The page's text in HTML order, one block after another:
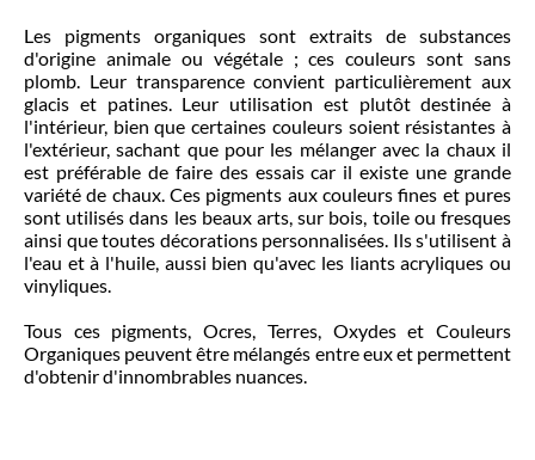
Les pigments organiques sont extraits de substances
d'origine animale ou végétale ; ces couleurs sont sans
plomb. Leur transparence convient particulièrement aux
glacis et patines. Leur utilisation est plutôt destinée à
l'intérieur, bien que certaines couleurs soient résistantes à
l'extérieur, sachant que pour les mélanger avec la chaux il
est préférable de faire des essais car il existe une grande
variété de chaux. Ces pigments aux couleurs fines et pures
sont utilisés dans les beaux arts, sur bois, toile ou fresques
ainsi que toutes décorations personnalisées. Ils s'utilisent à
l'eau et à l'huile, aussi bien qu'avec les liants acryliques ou
vinyliques.
Tous ces pigments, Ocres, Terres, Oxydes et Couleurs
Organiques peuvent être mélangés entre eux et permettent
d'obtenir d'innombrables nuances.